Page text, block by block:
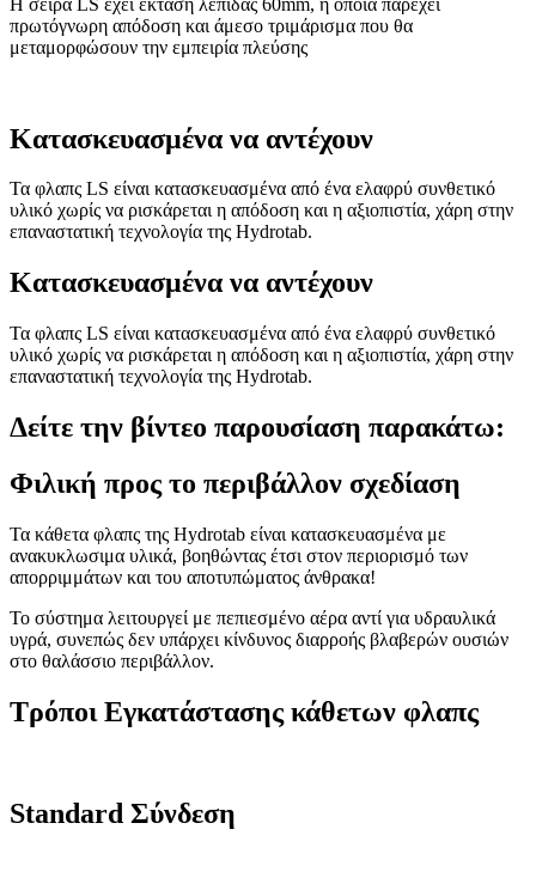
πρωτόγνωρη απόδοση και άμεσο τριμάρισμα που θα
μεταμορφώσουν την εμπειρία πλεύσης
Κατασκευασμένα να αντέχουν
Τα φλαπς LS είναι κατασκευασμένα από ένα ελαφρύ συνθετικό
υλικό χωρίς να ρισκάρεται η απόδοση και η αξιοπιστία, χάρη στην
επαναστατική τεχνολογία της Hydrotab.
Κατασκευασμένα να αντέχουν
Τα φλαπς LS είναι κατασκευασμένα από ένα ελαφρύ συνθετικό
υλικό χωρίς να ρισκάρεται η απόδοση και η αξιοπιστία, χάρη στην
επαναστατική τεχνολογία της Hydrotab.
Δείτε την βίντεο παρουσίαση παρακάτω:
Φιλική προς το περιβάλλον σχεδίαση
Τα κάθετα φλαπς της Hydrotab είναι κατασκευασμένα με
ανακυκλωσιμα υλικά, βοηθώντας έτσι στον περιορισμό των
απορριμμάτων και του αποτυπώματος άνθρακα!
Το σύστημα λειτουργεί με πεπιεσμένο αέρα αντί για υδραυλικά
υγρά, συνεπώς δεν υπάρχει κίνδυνος διαρροής βλαβερών ουσιών
στο θαλάσσιο περιβάλλον.
Τρόποι Εγκατάστασης κάθετων φλαπς
Standard Σύνδεση